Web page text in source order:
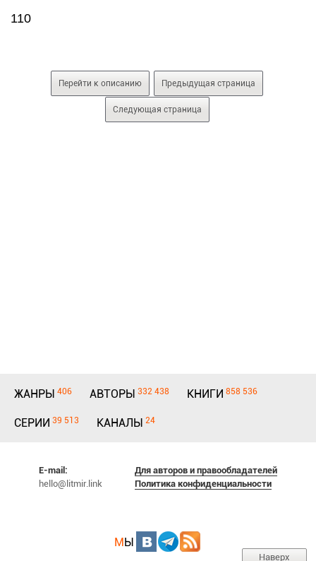
110
Перейти к описанию Предыдущая страница
Следующая страница
ЖАНРЫ 406 АВТОРЫ 332 438 КНИГИ 858 536
СЕРИИ 39 513 КАНАЛЫ 24
E-mail:
hello@litmir.link
Для авторов и правообладателей
Политика конфиденциальности
МЫ
Наверх